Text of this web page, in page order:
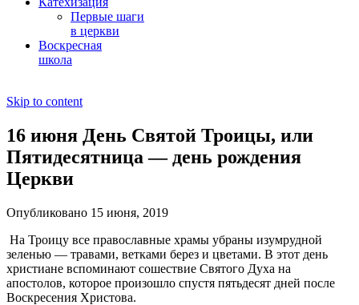
Первые шаги
в церкви
Воскресная
школа
Skip to content
16 июня День Святой Троицы, или
Пятидесятница — день рождения
Церкви
Опубликовано 15 июня, 2019
На Троицу все православные храмы убраны изумрудной
зеленью — травами, ветками берез и цветами. В этот день
христиане вспоминают сошествие Святого Духа на
апостолов, которое произошло спустя пятьдесят дней после
Воскресения Христова.